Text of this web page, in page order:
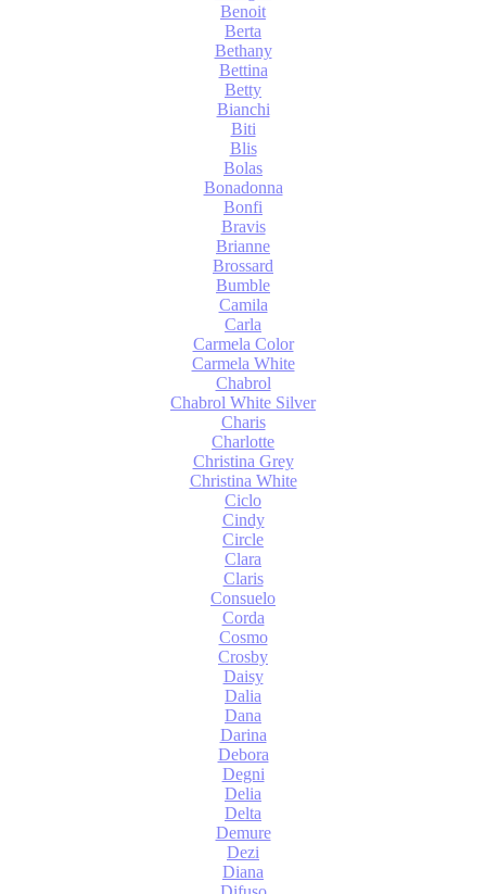
Benoit
Berta
Bethany
Bettina
Betty
Bianchi
Biti
Blis
Bolas
Bonadonna
Bonfi
Bravis
Brianne
Brossard
Bumble
Camila
Carla
Carmela Color
Carmela White
Chabrol
Chabrol White Silver
Charis
Charlotte
Christina Grey
Christina White
Ciclo
Cindy
Circle
Clara
Claris
Consuelo
Corda
Cosmo
Crosby
Daisy
Dalia
Dana
Darina
Debora
Degni
Delia
Delta
Demure
Dezi
Diana